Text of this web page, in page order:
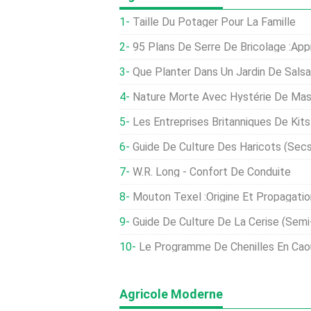
Taille Du Potager Pour La Famille
95 Plans De Serre De Bricolage
Que Planter Dans Un Jardin De
Nature Morte Avec Hystérie De Masse :les
Les Entreprises Britanniques De Kits De Repas Prennent Des
Guide De Culture Des Haricots
W.R. Long - Confort De Conduite
Mouton Texel :Origine Et
Guide De Culture De La Cerise
Le Programme De Chenilles En
Agricole Moderne